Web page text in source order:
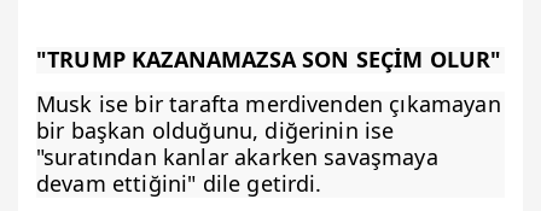
"TRUMP KAZANAMAZSA SON SEÇİM OLUR"
Musk ise bir tarafta merdivenden çıkamayan
bir başkan olduğunu, diğerinin ise
"suratından kanlar akarken savaşmaya
devam ettiğini" dile getirdi.